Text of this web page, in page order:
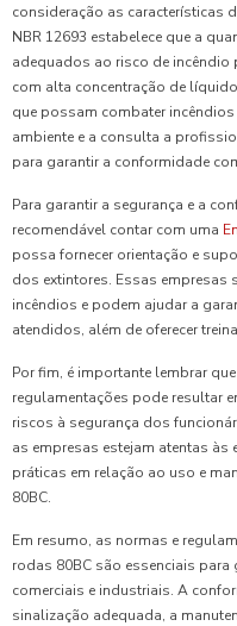
consideração as características
NBR 12693 estabelece que a
adequados ao risco de incêndio
com alta concentração de
que possam combater
ambiente e a consulta a
para garantir a conformidade
Para garantir a segurança e a
recomendável contar com uma
possa fornecer orientação e
dos extintores. Essas empresas
incêndios e podem ajudar a
atendidos, além de oferecer
Por fim, é importante lembrar
regulamentações pode resultar
riscos à segurança dos
as empresas estejam atentas
práticas em relação ao uso e
80BC.
Em resumo, as normas e
rodas 80BC são essenciais para
comerciais e industriais. A
sinalização adequada, a